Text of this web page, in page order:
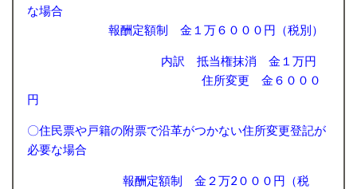
な場合
報酬定額制 金１万６０００円（税別）
内訳 抵当権抹消 金１万円
住所変更 金６０００
円
〇住民票や戸籍の附票で沿革がつかない住所変更登記が
必要な場合
報酬定額制 金２万2０００円（税